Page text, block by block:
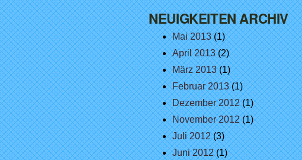
NEUIGKEITEN ARCHIV
Mai 2013(1)
April 2013(2)
März 2013(1)
Februar 2013(1)
Dezember 2012(1)
November 2012(1)
Juli 2012(3)
Juni 2012(1)